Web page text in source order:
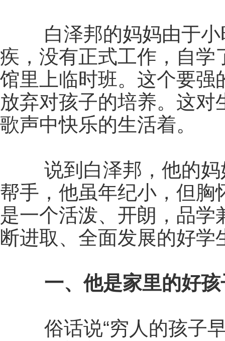
白泽邦的妈妈由于小
疾，没有正式工作，自学
馆里上临时班。这个要强
放弃对孩子的培养。这
歌声中快乐的生活着。
说到白泽邦，他的妈
帮手，他虽年纪小，但胸
是一个活泼、开朗，品
断进取、全面发展的好学
一、他是家里的好孩
俗话说“穷人的孩子早